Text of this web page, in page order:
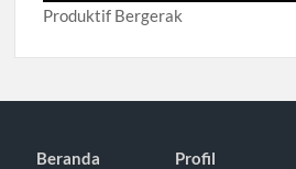
Produktif Bergerak
Beranda Profil